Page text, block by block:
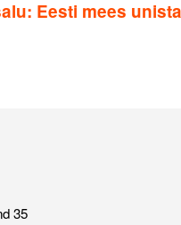
Eesti mees
35